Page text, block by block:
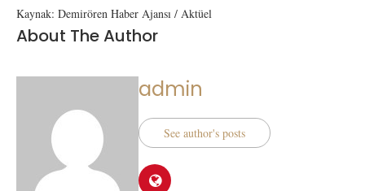
Kaynak: Demirören Haber Ajansı / Aktüel
About The Author
admin
See author's posts